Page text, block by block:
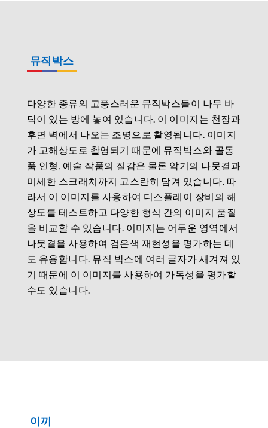
뮤직박스
다양한 종류의 고풍스러운 뮤직박스들이 나무 바
닥이 있는 방에 놓여 있습니다. 이 이미지는 천장과
후면 벽에서 나오는 조명으로 촬영됩니다. 이미지
가 고해상도로 촬영되기 때문에 뮤직박스와 골동
품 인형, 예술 작품의 질감은 물론 악기의 나뭇결과
미세한 스크래치까지 고스란히 담겨 있습니다. 따
라서 이 이미지를 사용하여 디스플레이 장비의 해
상도를 테스트하고 다양한 형식 간의 이미지 품질
을 비교할 수 있습니다. 이미지는 어두운 영역에서
나뭇결을 사용하여 검은색 재현성을 평가하는 데
도 유용합니다. 뮤직 박스에 여러 글자가 새겨져 있
기 때문에 이 이미지를 사용하여 가독성을 평가할
수도 있습니다.
이끼